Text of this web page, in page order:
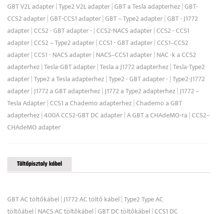
GBT V2L adapter|Type2 V2L adapter|GBT a Tesla adapterhez|GBT-
CCS2 adapter|GBT-CCS1 adapter|GBT – Type2 adapter|GBT - J1772
adapter|CCS2 - GBT adapter -|CCS2-NACS adapter|CCS2 - CCS1
adapter|CCS2 – Type2 adapter|CCS1 - GBT adapter|CCS1–CCS2
adapter|CCS1 - NACS adapter| NACS–CCS1 adapter| NAC -k a CCS2
adapterhez|Tesla-GBT adapter|Tesla a J1772 adapterhez|Tesla-Type2
adapter|Type2 a Tesla adapterhez|Type2 - GBT adapter -|Type2-J1772
adapter|J1772 a GBT adapterhez|J1772 a Type2 adapterhez|J1772 –
Tesla Adapter|CCS1 a Chademo adapterhez|Chademo a GBT
adapterhez|400A CCS2-GBT DC adapter|A GBT a CHAdeMO-ra |CCS2–
CHAdeMO adapter
Töltőpisztoly kábel
GBT AC töltőkábel |J1772 AC töltő kábel |Type2 Type AC
töltőábel | NACS AC töltőkábel |GBT DC töltőkábel |CCS1 DC